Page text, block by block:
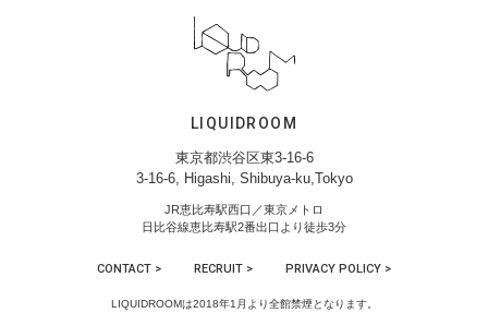
LIQUIDROOM
東京都渋谷区東3-16-6
3-16-6, Higashi, Shibuya-ku,Tokyo
JR恵比寿駅西口／東京メトロ
日比谷線恵比寿駅2番出口より徒歩3分
CONTACT > RECRUIT > PRIVACY POLICY >
LIQUIDROOMは2018年1月より全館禁煙となります。